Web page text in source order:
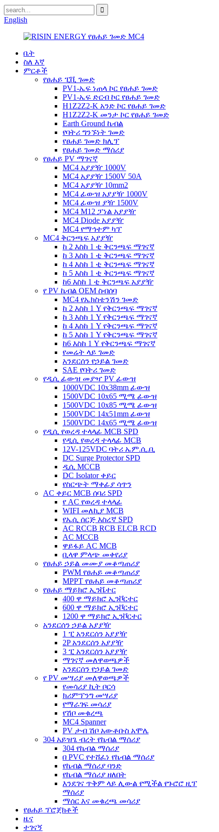
English
ቤት
ስለ እኛ
ምርቶች
የፀሐይ ፒቪ ገመድ
PV1-ኤፍ ነጠላ ኮር የፀሐይ ገመድ
PV1-ኤፍ ድርብ ኮር የፀሐይ ገመድ
H1Z2Z2-K አንድ ኮር የፀሐይ ገመድ
H1Z2Z2-K መንታ ኮር የፀሐይ ገመድ
Earth Ground ኬብል
የባትሪ ግንኙነት ገመድ
የፀሐይ ገመድ ክሊፕ
የፀሐይ ገመድ ማሰሪያ
የፀሐይ PV ማገናኛ
MC4 አያያዥ 1000V
MC4 አያያዥ 1500V 50A
MC4 አያያዥ 10mm2
MC4 ፊውዝ አያያዥ 1000V
MC4 ፊውዝ ያዥ 1500V
MC4 M12 ፓነል አያያዥ
MC4 Diode አያያዥ
MC4 የማኅተም ካፕ
MC4 ቅርንጫፍ አያያዥ
ከ 2 እስከ 1 ቲ ቅርንጫፍ ማገናኛ
ከ 3 እስከ 1 ቲ ቅርንጫፍ ማገናኛ
ከ 4 እስከ 1 ቲ ቅርንጫፍ ማገናኛ
ከ 5 እስከ 1 ቲ ቅርንጫፍ ማገናኛ
ከ6 እስከ 1 ቲ ቅርንጫፍ አያያዥ
የ PV ኬብል OEM ስብሰባ
MC4 የኤክስቴንሽን ገመድ
ከ 2 እስከ 1 Y የቅርንጫፍ ማገናኛ
ከ 3 እስከ 1 Y የቅርንጫፍ ማገናኛ
ከ 4 እስከ 1 Y የቅርንጫፍ ማገናኛ
ከ 5 እስከ 1 Y የቅርንጫፍ ማገናኛ
ከ6 እስከ 1 Y የቅርንጫፍ ማገናኛ
የመሬት ላይ ገመድ
አንደርሰን የኃይል ገመድ
SAE የባትሪ ገመድ
የዲሲ ፊውዝ መያዣ PV ፊውዝ
1000VDC 10x38mm ፊውዝ
1500VDC 10x65 ሚሜ ፊውዝ
1500VDC 10x85 ሚሜ ፊውዝ
1500VDC 14x51mm ፊውዝ
1500VDC 14x65 ሚሜ ፊውዝ
የዲሲ የወረዳ ተላላፊ MCB SPD
የዲሲ የወረዳ ተላላፊ MCB
12V-125VDC ባትሪ ኤም.ሲ.ቢ
DC Surge Protector SPD
ዲሲ MCCB
DC Isolator ቀይር
የስርጭት ማቀፊያ ሳጥን
AC ቀይር MCB ሰባሪ SPD
የ AC የወረዳ ተላላፊ
WIFI መለኪያ MCB
የኤሲ ሰርጅ እስረኛ SPD
AC RCCB RCB ELCB RCD
AC MCCB
ዋይፋይ AC MCB
ቢላዋ ምላጭ መቀየሪያ
የፀሐይ ኃይል መሙያ መቆጣጠሪያ
PWM የፀሐይ መቆጣጠሪያ
MPPT የፀሐይ መቆጣጠሪያ
የፀሐይ ማይክሮ ኢንቬተር
400 ዋ ማይክሮ ኢንቮርተር
600 ዋ ማይክሮ ኢንቮርተር
1200 ዋ ማይክሮ ኢንቮርተር
አንደርሰን ኃይል አያያዥ
1 ፒ አንደርሰን አያያዥ
2P አንደርሰን አያያዥ
3 ፒ አንደርሰን አያያዥ
ማገናኛ መለዋወጫዎች
አንደርሰን የኃይል ገመድ
የ PV መሣሪያ መለዋወጫዎች
የመሳሪያ ኪት ቦርሳ
ክሪምፕንግ መሣሪያ
የማራገፍ መሳሪያ
የሽቦ መቁረጫ
MC4 Spanner
PV ታብ ሽቦ አውቶቡስ አሞሌ
304 አይዝጌ ብረት የኬብል ማሰሪያ
304 የኬብል ማሰሪያ
በ PVC የተሸፈነ የኬብል ማሰሪያ
የኬብል ማሰሪያ ባንድ
የኬብል ማሰሪያ ዘለበት
እንደገና ጥቅም ላይ ሊውል የሚችል የጉሮሮ ዚፕ
ማሰሪያ
ማሰር እና መቁረጫ መሳሪያ
የፀሐይ ፕሮጀክቶች
ዜና
ተገናኝ